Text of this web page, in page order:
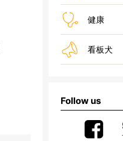
健康
看板犬
Follow us